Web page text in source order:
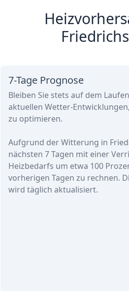
7-Tage Prognose
Bleiben Sie stets auf dem
aktuellen Wetter-
zu optimieren.
Aufgrund der Witterung in
nächsten 7 Tagen mit einer
Heizbedarfs um etwa 100
vorherigen Tagen zu rechnen.
wird täglich aktualisiert.